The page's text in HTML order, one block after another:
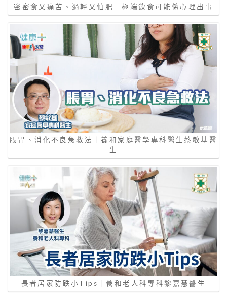
密密食又痛苦、過輕又怕肥 極端飲食可能係心理出事
脹胃、消化不良急救法｜養和家庭醫學專科醫生蔡敏基醫
生
長者居家防跌小Tips｜養和老人科專科黎嘉慧醫生